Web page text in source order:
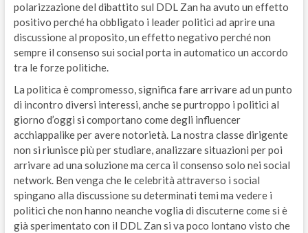
polarizzazione del dibattito sul DDL Zan ha avuto un effetto
positivo perché ha obbligato i leader politici ad aprire una
discussione al proposito, un effetto negativo perché non
sempre il consenso sui social porta in automatico un accordo
tra le forze politiche.
La politica è compromesso, significa fare arrivare ad un punto
di incontro diversi interessi, anche se purtroppo i politici al
giorno d’oggi si comportano come degli influencer
acchiappalike per avere notorietà. La nostra classe dirigente
non si riunisce più per studiare, analizzare situazioni per poi
arrivare ad una soluzione ma cerca il consenso solo nei social
network. Ben venga che le celebrità attraverso i social
spingano alla discussione su determinati temi ma vedere i
politici che non hanno neanche voglia di discuterne come si è
già sperimentato con il DDL Zan si va poco lontano visto che